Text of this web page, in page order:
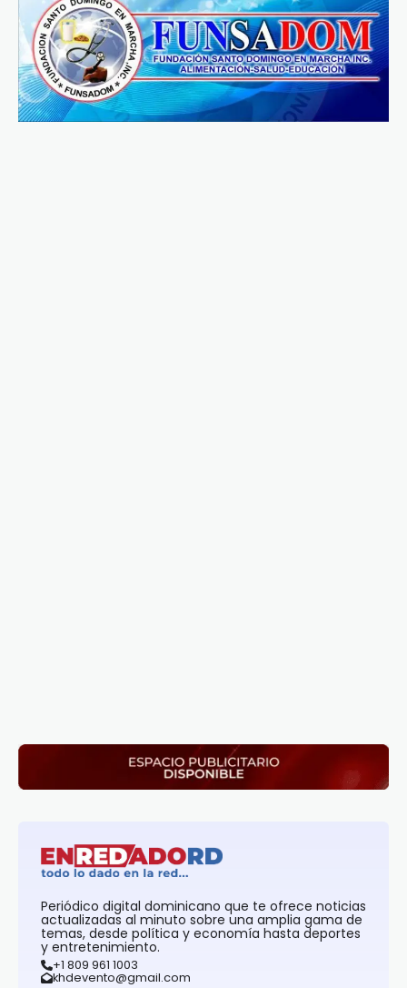
Periódico digital dominicano que te ofrece noticias
actualizadas al minuto sobre una amplia gama de
temas, desde política y economía hasta deportes
y entretenimiento.
+1 809 961 1003
khdevento@gmail.com